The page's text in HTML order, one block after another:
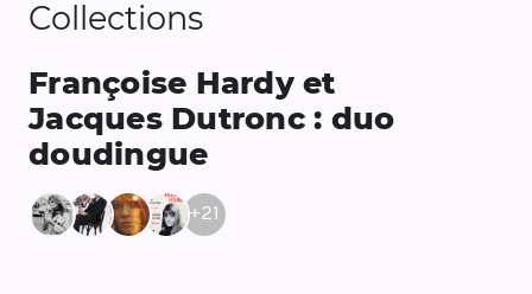
Collections
Françoise Hardy et
Jacques Dutronc : duo
doudingue
+21